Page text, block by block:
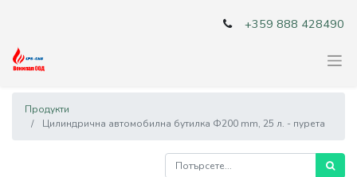
+359 888 428490
Продукти
Цилиндрична автомобилна бутилка Ф200 mm, 25 л. - пурета